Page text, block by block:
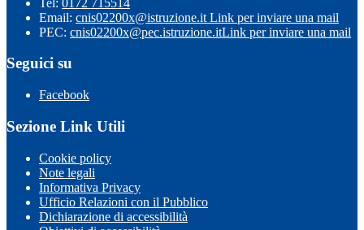
Email: cnis02200x@istruzione.it Link per inviare una mail
PEC: cnis02200x@pec.istruzione.itLink per inviare una mail
Seguici su
Facebook
Sezione Link Utili
Cookie policy
Note legali
Informativa Privacy
Ufficio Relazioni con il Pubblico
Dichiarazione di accessibilità